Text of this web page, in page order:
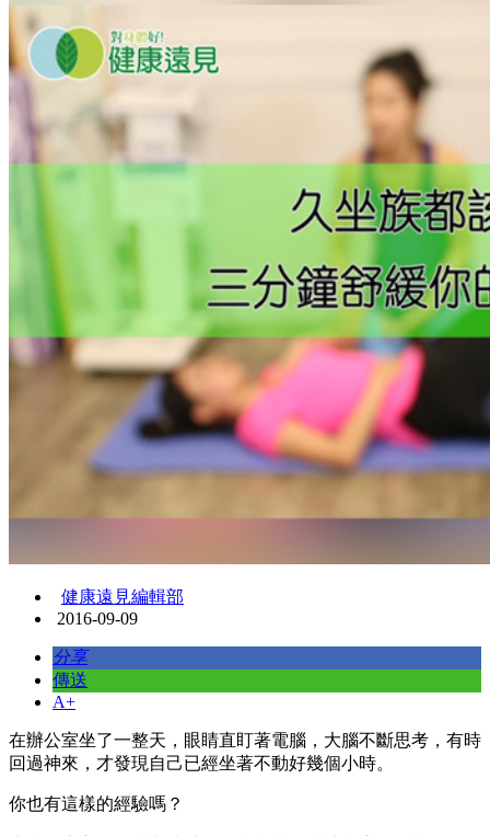
健康遠見編輯部
2016-09-09
分享
傳送
A+
在辦公室坐了一整天，眼睛直盯著電腦，大腦不斷思考，有時
回過神來，才發現自己已經坐著不動好幾個小時。
你也有這樣的經驗嗎？